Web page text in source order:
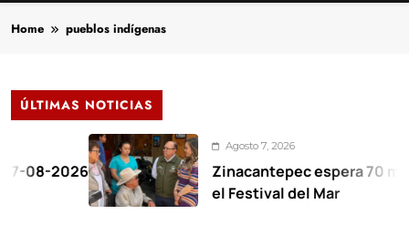
Home pueblos indígenas
ÚLTIMAS NOTICIAS
Agosto 7, 2026
Zinacantepec espera 70 mil
el Festival del Mar